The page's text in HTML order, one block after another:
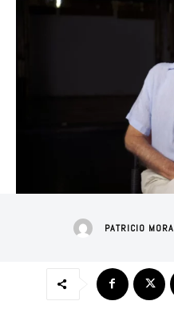
PATRICIO MORA